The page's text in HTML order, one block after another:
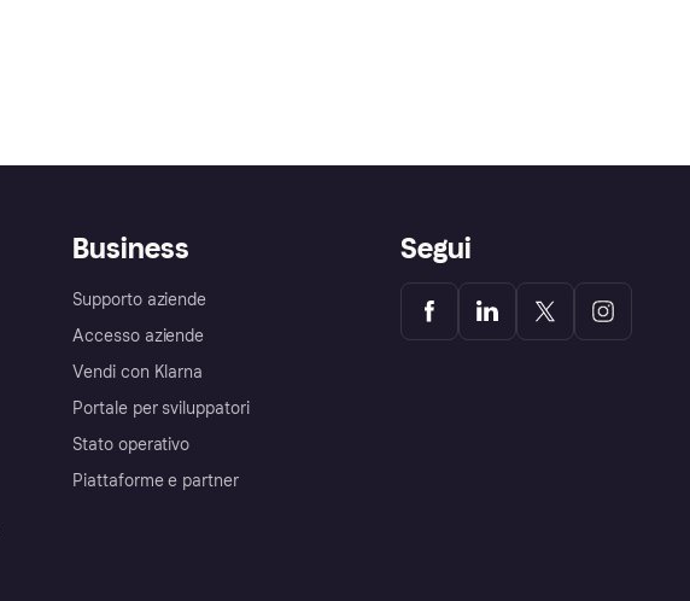
Business
Supporto aziende
Accesso aziende
Vendi con Klarna
Portale per sviluppatori
Stato operativo
Piattaforme e partner
Segui